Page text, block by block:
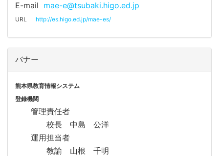
E-mail mae-e@tsubaki.higo.ed.jp
URL http://es.higo.ed.jp/mae-es/
バナー
熊本県教育情報システム
登録機関
管理責任者
校長 中島 公洋
運用担当者
教諭 山根 千明